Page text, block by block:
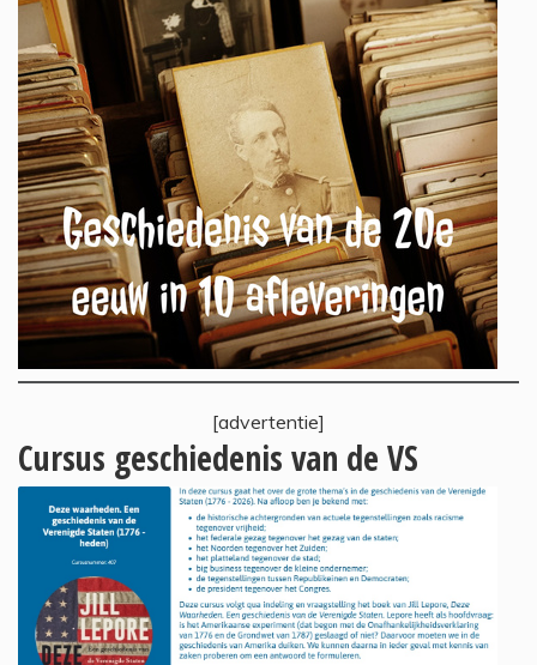
[advertentie]
Cursus geschiedenis van de VS